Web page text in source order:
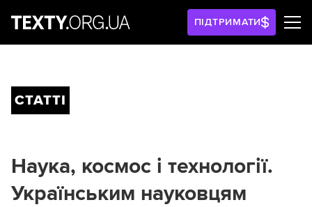
ПІДТРИМАТИ
СТАТТІ
Наука, космос і технології.
Українським науковцям